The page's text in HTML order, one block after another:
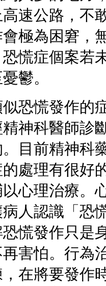
速公路，不
極為困窘，
慌症個案若
鬱。
恐慌發作的
神科醫師診
目前精神科
處理有很好
以心理治療。
人認識「恐
慌發作只是
害怕。行為
在將要發作